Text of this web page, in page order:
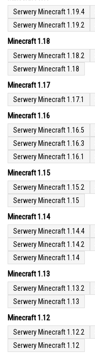
Serwery Minecraft 1.19.4
Serwery Minecraft 1.19.2
Minecraft 1.18
Serwery Minecraft 1.18.2
Serwery Minecraft 1.18
Minecraft 1.17
Serwery Minecraft 1.17.1
Minecraft 1.16
Serwery Minecraft 1.16.5
Serwery Minecraft 1.16.3
Serwery Minecraft 1.16.1
Minecraft 1.15
Serwery Minecraft 1.15.2
Serwery Minecraft 1.15
Minecraft 1.14
Serwery Minecraft 1.14.4
Serwery Minecraft 1.14.2
Serwery Minecraft 1.14
Minecraft 1.13
Serwery Minecraft 1.13.2
Serwery Minecraft 1.13
Minecraft 1.12
Serwery Minecraft 1.12.2
Serwery Minecraft 1.12